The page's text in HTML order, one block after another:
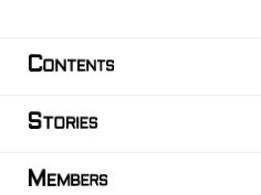
CONTENTS
STORIES
M EMBERS